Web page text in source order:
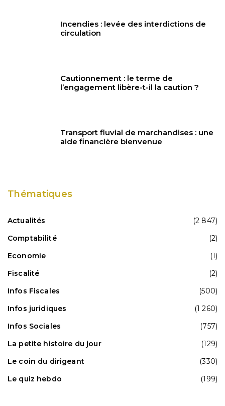
Incendies : levée des interdictions de
circulation
Cautionnement : le terme de
l’engagement libère-t-il la caution ?
Transport fluvial de marchandises : une
aide financière bienvenue
Thématiques
Actualités
(2 847)
Comptabilité
(2)
Economie
(1)
Fiscalité
(2)
Infos Fiscales
(500)
Infos juridiques
(1 260)
Infos Sociales
(757)
La petite histoire du jour
(129)
Le coin du dirigeant
(330)
Le quiz hebdo
(199)